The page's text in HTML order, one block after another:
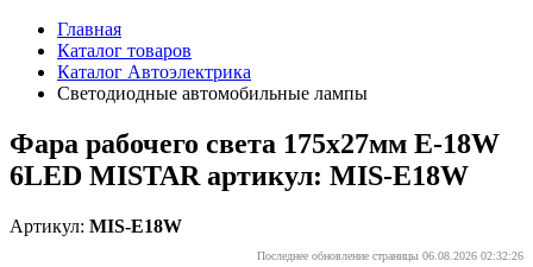
Главная
Каталог товаров
Каталог Автоэлектрика
Светодиодные автомобильные лампы
Фара рабочего света 175х27мм E-18W
6LED MISTAR артикул: MIS-E18W
Артикул: MIS-E18W
Последнее обновление страницы 06.08.2026 02:32:26